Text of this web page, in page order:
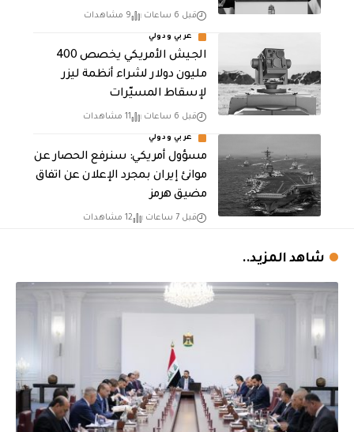
قبل 6 ساعات 9 مشاهدات
عربي ودولي
الجيش الأمريكي يخصص 400
مليون دولار لشراء أنظمة ليزر
لإسقاط المسيّرات
قبل 6 ساعات 11 مشاهدات
عربي ودولي
مسؤول أمريكي: سنرفع الحصار عن
موانئ إيران بمجرد الإعلان عن اتفاق
مضيق هرمز
قبل 7 ساعات 12 مشاهدات
شاهد المزيد..